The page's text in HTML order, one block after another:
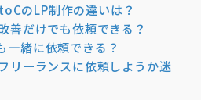
のLP制作の違いは？
善だけでも依頼できる？
一緒に依頼できる？
リーランスに依頼しようか迷